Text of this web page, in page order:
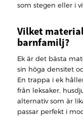
som stegen eller i
Vilket
barnfamilj?
Ek är det bästa
sin höga densitet
En trappa i ek
från leksaker,
alternativ som är
passar perfekt i